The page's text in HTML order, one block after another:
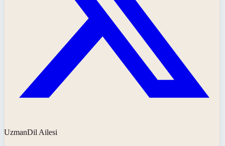
UzmanDil Ailesi